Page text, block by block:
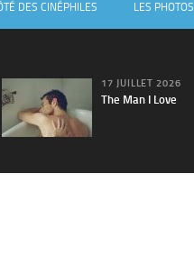
DES CINÉPHILES LES PHOTOS
17 JUILLET 2026
The Man I Love